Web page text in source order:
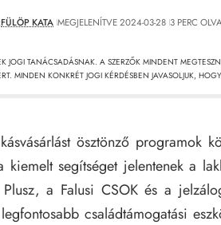
FÜLÖP KATA MEGJELENÍTVE 2024-03-28 3 PERC
TANÁCSADÁSNAK. A SZERZŐK MINDENT
MINDEN KONKRÉT JOGI KÉRDÉSBEN JAVASOLJUK,
ösztönző programok
segítséget jelentenek a
a Falusi CSOK és a
családtámogatási